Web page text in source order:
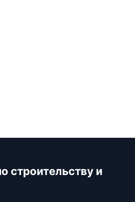
строительству и